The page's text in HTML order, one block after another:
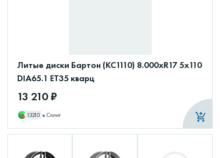
Литые диски Бартон (КС1110) 8.000xR17 5x110
DIA65.1 ET35 кварц
13 210 ₽
13210 в Сплит